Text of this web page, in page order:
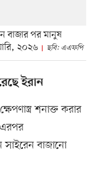
বাজার পর মানুষ
২০২৬
ছবি: এএফপি
ইরান
শনাক্ত করার
এরপর
সাইরেন বাজানো